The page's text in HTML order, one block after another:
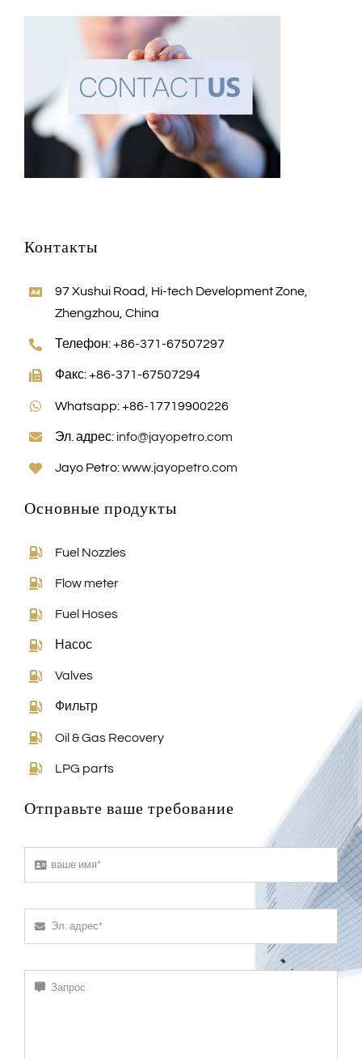
Контакты
97 Xushui Road, Hi-tech Development Zone,
Zhengzhou, China
Телефон: +86-371-67507297
Факс: +86-371-67507294
Whatsapp: +86-17719900226
Эл. адрес: info@jayopetro.com
Jayo Petro:www.jayopetro.com
Основные продукты
Fuel Nozzles
Flow meter
Fuel Hoses
Насос
Valves
Фильтр
Oil & Gas Recovery
LPG parts
Отправьте ваше требование